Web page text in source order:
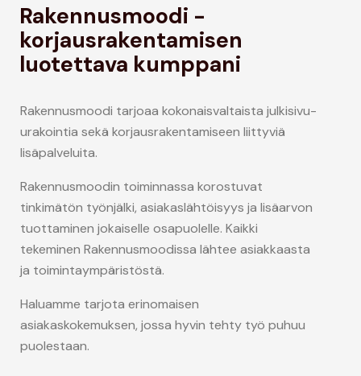
Rakennusmoodi -
korjausrakentamisen
luotettava kumppani
Rakennusmoodi tarjoaa kokonaisvaltaista julkisivu-
urakointia sekä korjausrakentamiseen liittyviä
lisäpalveluita.
Rakennusmoodin toiminnassa korostuvat
tinkimätön työnjälki, asiakaslähtöisyys ja lisäarvon
tuottaminen jokaiselle osapuolelle. Kaikki
tekeminen Rakennusmoodissa lähtee asiakkaasta
ja toimintaympäristöstä.
Haluamme tarjota erinomaisen
asiakaskokemuksen, jossa hyvin tehty työ puhuu
puolestaan.